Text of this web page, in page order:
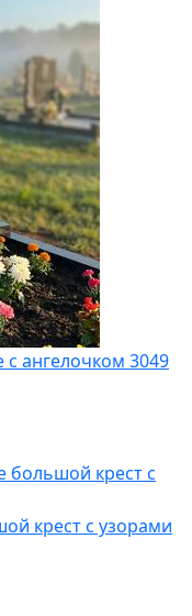
ангелочком 3049
крест с узорами